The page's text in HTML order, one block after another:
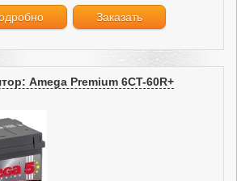
Заказать
Amega Premium 6CT-60R+